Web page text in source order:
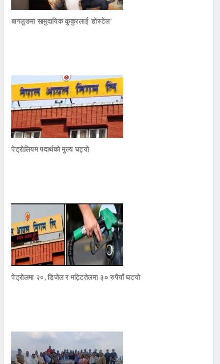
बागलुङमा सामुदायिक कुकुरलाई ‘होस्टेल’
पेट्रोलियम पदार्थको मुल्य घट्यो
पेट्रोलमा २०, डिजेल र मट्टितेलमा ३० रुपैयाँ घटयो